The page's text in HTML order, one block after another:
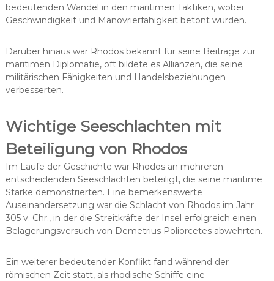
bedeutenden Wandel in den maritimen Taktiken, wobei
Geschwindigkeit und Manövrierfähigkeit betont wurden.
Darüber hinaus war Rhodos bekannt für seine Beiträge zur
maritimen Diplomatie, oft bildete es Allianzen, die seine
militärischen Fähigkeiten und Handelsbeziehungen
verbesserten.
Wichtige Seeschlachten mit
Beteiligung von Rhodos
Im Laufe der Geschichte war Rhodos an mehreren
entscheidenden Seeschlachten beteiligt, die seine maritime
Stärke demonstrierten. Eine bemerkenswerte
Auseinandersetzung war die Schlacht von Rhodos im Jahr
305 v. Chr., in der die Streitkräfte der Insel erfolgreich einen
Belagerungsversuch von Demetrius Poliorcetes abwehrten.
Ein weiterer bedeutender Konflikt fand während der
römischen Zeit statt, als rhodische Schiffe eine